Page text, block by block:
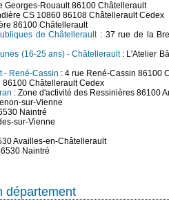
Georges-Rouault 86100 Châtellerault
CS 10860 86108 Châtellerault Cedex
86100 Châtellerault
de Châtellerault: 37 rue de la
(16-25 ans) - Châtellerault: L'Atelier
- René-Cassin : 4 rue René-Cassin 86100
Châtellerault Cedex
: Zone d'activité des Ressinières 86100
sur-Vienne
Naintré
sur-Vienne
Availles-en-Châtellerault
Naintré
département